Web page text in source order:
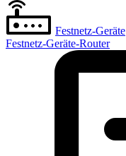
Festnetz-Geräte
Festnetz-Geräte-Router